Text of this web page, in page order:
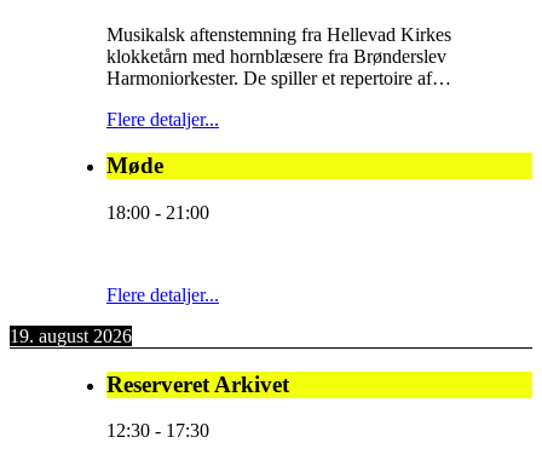
Musikalsk aftenstemning fra Hellevad Kirkes
klokketårn med hornblæsere fra Brønderslev
Harmoniorkester. De spiller et repertoire af…
Flere detaljer...
Møde
18:00 - 21:00
Flere detaljer...
19. august 2026
Reserveret Arkivet
12:30 - 17:30